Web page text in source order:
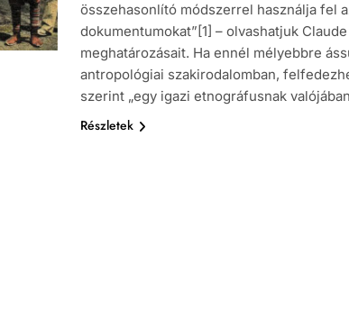
összehasonlító módszerrel használja fel
dokumentumokat”[1] – olvashatjuk
meghatározásait. Ha ennél mélyebbre
antropológiai szakirodalomban,
szerint „egy igazi etnográfusnak
Részletek